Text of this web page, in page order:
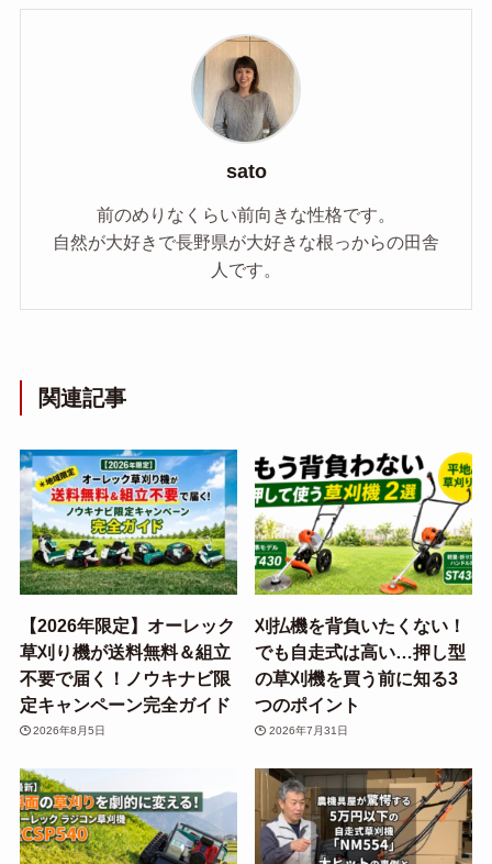
sato
前のめりなくらい前向きな性格です。
自然が大好きで長野県が大好きな根っからの田舎
人です。
関連記事
【2026年限定】オーレック
草刈り機が送料無料＆組立
不要で届く！ノウキナビ限
定キャンペーン完全ガイド
2026年8月5日
刈払機を背負いたくない！
でも自走式は高い…押し型
の草刈機を買う前に知る3
つのポイント
2026年7月31日